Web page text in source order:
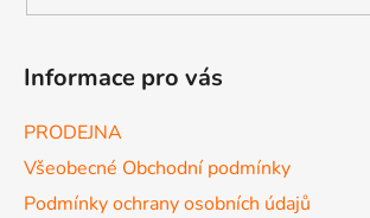
Informace pro vás
PRODEJNA
Všeobecné Obchodní podmínky
Podmínky ochrany osobních údajů